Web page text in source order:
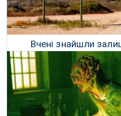
Вчені знайшли
коралового рифу
15 Вересня